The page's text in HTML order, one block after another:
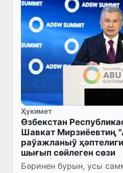
Ҳүкимет
Өзбекстан
Шавкат Мирзиёевтиң
раўажланыў
шығып сөйлеген сөзи
Бәринен бурын, усы